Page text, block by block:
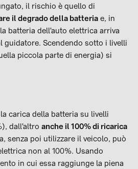
il rischio è quello di
il degrado della batteriae, in
batteria dell'auto elettrica arriva
guidatore. Scendendo sotto i livelli
piccola parte di energia) si
carica della batteria su livelli
dall'altro anche il 100% di ricarica
senza poi utilizzare il veicolo, può
non al 100%. Usando
in cui essa raggiunge la piena